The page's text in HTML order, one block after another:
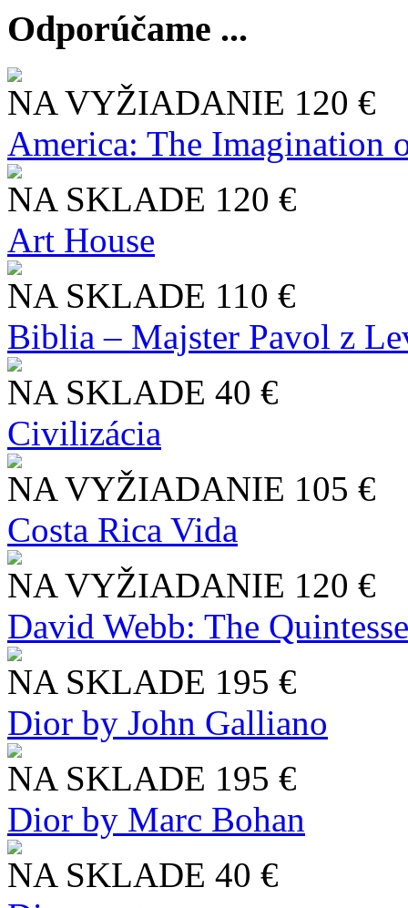
Odporúčame ...
NA VYŽIADANIE 120 €
America: The Imagination
NA SKLADE 120 €
Art House
NA SKLADE 110 €
Biblia – Majster Pavol z
NA SKLADE 40 €
Civilizácia
NA VYŽIADANIE 105 €
Costa Rica Vida
NA VYŽIADANIE 120 €
David Webb: The
NA SKLADE 195 €
Dior by John Galliano
NA SKLADE 195 €
Dior by Marc Bohan
NA SKLADE 40 €